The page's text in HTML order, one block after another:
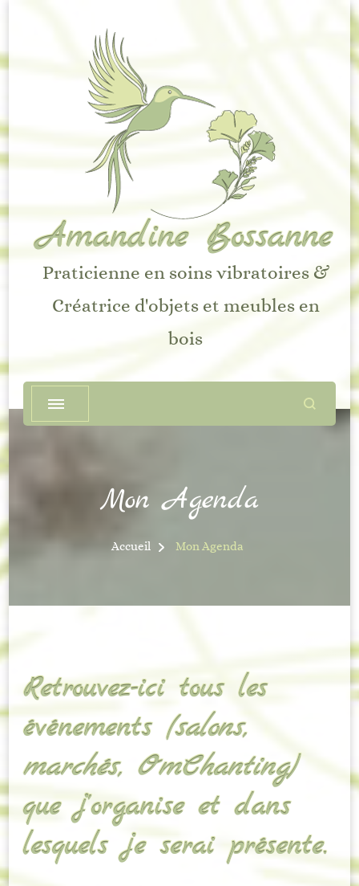
Amandine Bossanne
Praticienne en soins vibratoires &
Créatrice d'objets et meubles en
bois
Mon Agenda
Accueil Mon Agenda
Retrouvez-ici tous les
événements(salons,
marchés, OmChanting)
que j’organise et dans
lesquels je serai présente.